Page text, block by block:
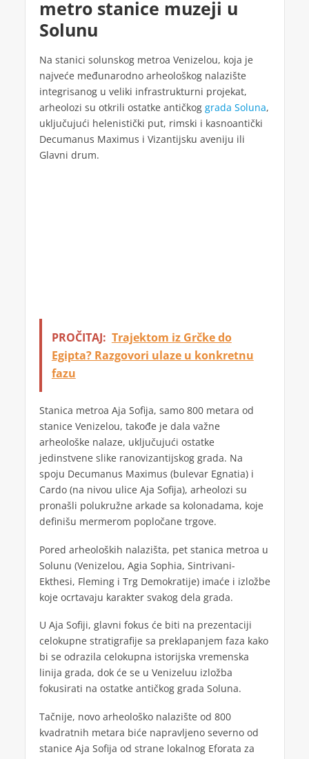
metro stanice muzeji u
Solunu
Na stanici solunskog metroa Venizelou, koja je
najveće međunarodno arheološkog nalazište
integrisanog u veliki infrastrukturni projekat,
arheolozi su otkrili ostatke antičkog grada Soluna,
uključujući helenistički put, rimski i kasnoantički
Decumanus Maximus i Vizantijsku aveniju ili
Glavni drum.
PROČITAJ: Trajektom iz Grčke do
Egipta? Razgovori ulaze u konkretnu
fazu
Stanica metroa Aja Sofija, samo 800 metara od
stanice Venizelou, takođe je dala važne
arheološke nalaze, uključujući ostatke
jedinstvene slike ranovizantijskog grada. Na
spoju Decumanus Maximus (bulevar Egnatia) i
Cardo (na nivou ulice Aja Sofija), arheolozi su
pronašli polukružne arkade sa kolonadama, koje
definišu mermerom popločane trgove.
Pored arheoloških nalazišta, pet stanica metroa u
Solunu (Venizelou, Agia Sophia, Sintrivani-
Ekthesi, Fleming i Trg Demokratije) imaće i izložbe
koje ocrtavaju karakter svakog dela grada.
U Aja Sofiji, glavni fokus će biti na prezentaciji
celokupne stratigrafije sa preklapanjem faza kako
bi se odrazila celokupna istorijska vremenska
linija grada, dok će se u Venizeluu izložba
fokusirati na ostatke antičkog grada Soluna.
Tačnije, novo arheološko nalazište od 800
kvadratnih metara biće napravljeno severno od
stanice Aja Sofija od strane lokalnog Eforata za